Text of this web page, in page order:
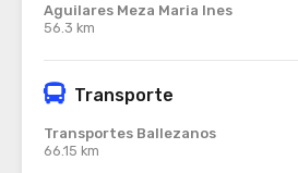
Aguilares Meza Maria Ines
56.3 km
Transporte
Transportes Ballezanos
66.15 km